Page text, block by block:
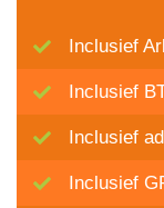
Inclusief
Inclusief
Inclusief
Inclusief